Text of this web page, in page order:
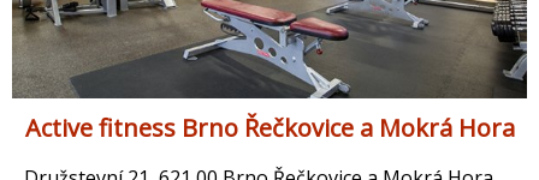
Active fitness Brno Řečkovice a Mokrá Hora